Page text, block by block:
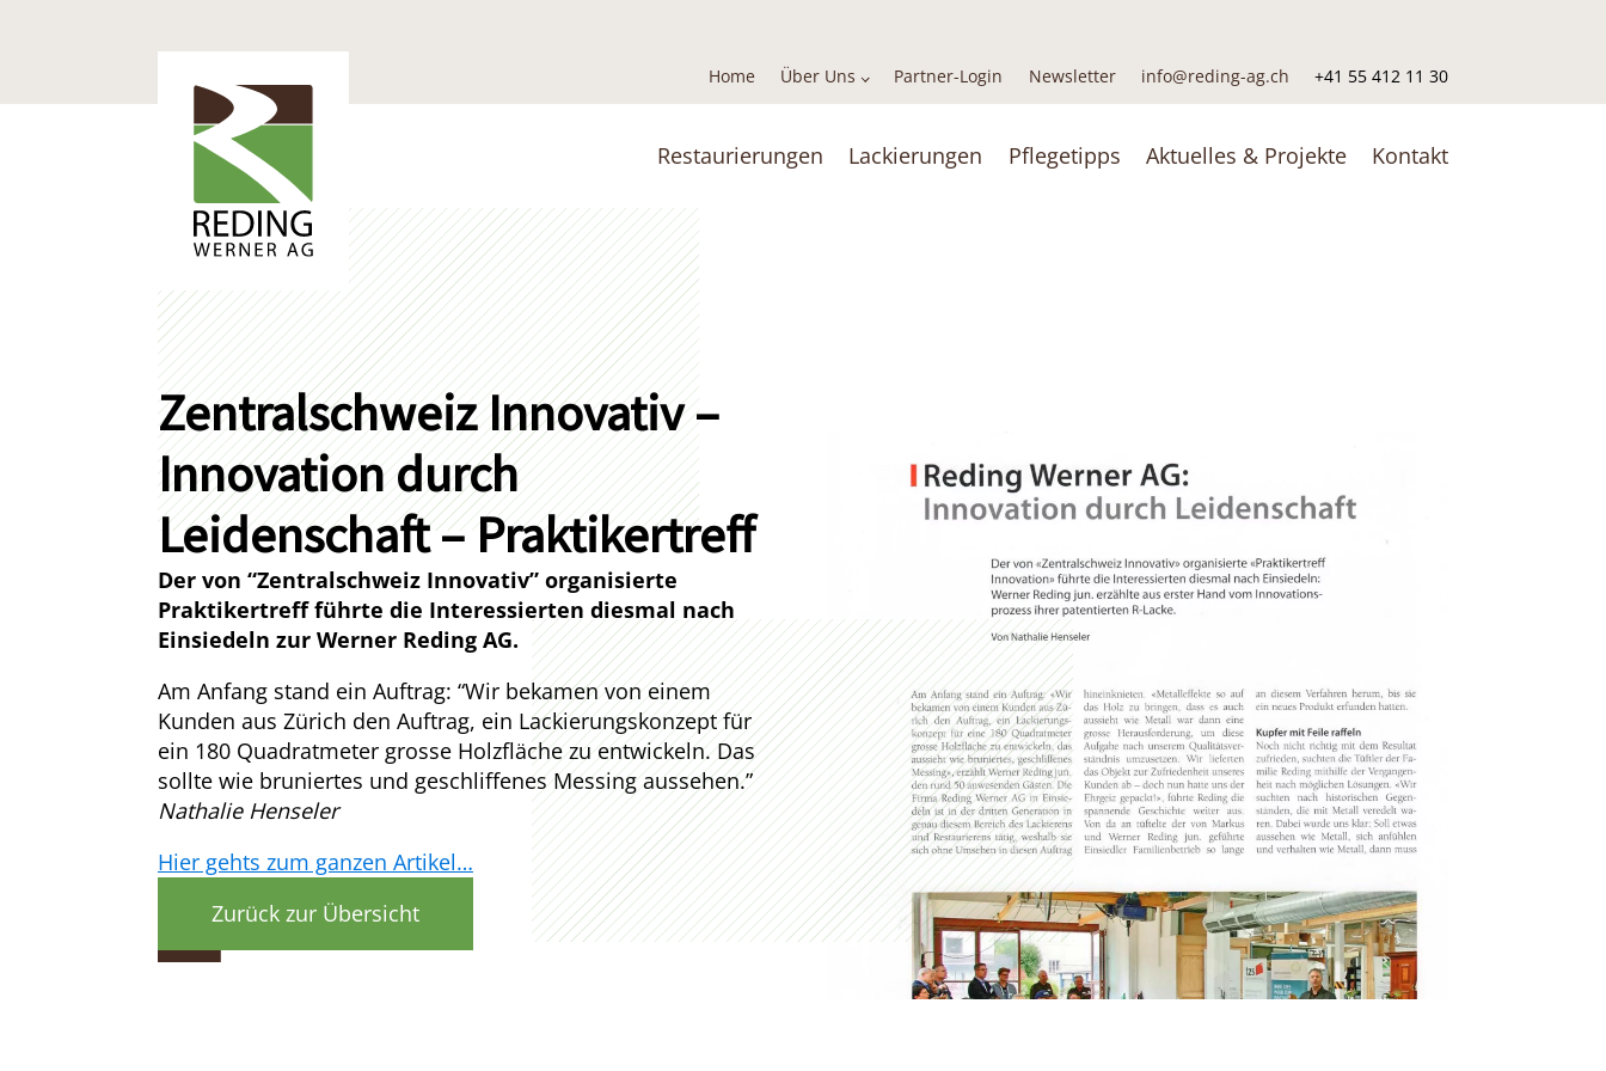
Home Über Uns Partner-Login Newsletter info@reding-ag.ch +41 55 412 11 30
Restaurierungen Lackierungen Pflegetipps Aktuelles & Projekte Kontakt
Zentralschweiz Innovativ –
Innovation durch
Leidenschaft – Praktikertreff
Der von “Zentralschweiz Innovativ” organisierte
Praktikertreff führte die Interessierten diesmal nach
Einsiedeln zur Werner Reding AG.
Am Anfang stand ein Auftrag: “Wir bekamen von einem
Kunden aus Zürich den Auftrag, ein Lackierungskonzept für
ein 180 Quadratmeter grosse Holzfläche zu entwickeln. Das
sollte wie bruniertes und geschliffenes Messing aussehen.”
Nathalie Henseler
Hier gehts zum ganzen Artikel…
Zurück zur Übersicht